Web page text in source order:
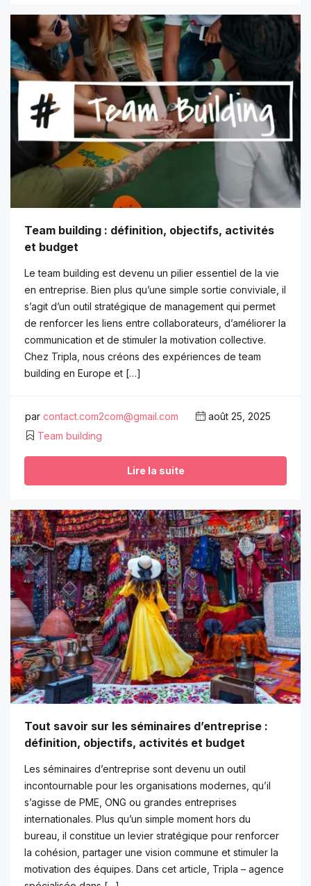
Team building : définition, objectifs, activités
et budget
Le team building est devenu un pilier essentiel de la vie
en entreprise. Bien plus qu’une simple sortie conviviale, il
s’agit d’un outil stratégique de management qui permet
de renforcer les liens entre collaborateurs, d’améliorer la
communication et de stimuler la motivation collective.
Chez Tripla, nous créons des expériences de team
building en Europe et […]
par contact.com2com@gmail.com
août 25, 2025
Team building
Lire la suite
Tout savoir sur les séminaires d’entreprise :
définition, objectifs, activités et budget
Les séminaires d’entreprise sont devenu un outil
incontournable pour les organisations modernes, qu’il
s’agisse de PME, ONG ou grandes entreprises
internationales. Plus qu’un simple moment hors du
bureau, il constitue un levier stratégique pour renforcer
la cohésion, partager une vision commune et stimuler la
motivation des équipes. Dans cet article, Tripla – agence